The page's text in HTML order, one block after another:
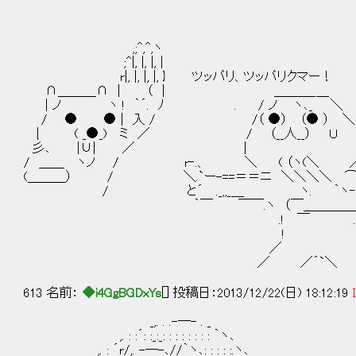
,;^,^,ヽ
;^|, |, |, |
r|, |, |, |, } ツッパリ、ツッパリクマー！
∩＿＿＿∩ | （ | ＿＿＿_＿
| ノ ヽ ! ｀´. ﾉ . / ノ ヽ､_ ＼
/ ● ● | 入 / /（ ●） （● ） ＼ む、
| ( _●_) ミ ／ / （__人__） Ｕ
彡､ |∪| ／ |
/ ＿＿ ヽノ / r‐.、 ＼ ( （ヽ(＼
(＿＿＿） / ＼.`ー-==＝＝ニ ＼＼＼＼ ⌒
/ と´ ._,,_＿ ヽ. ｀ヽ
｀￣ ￣￣.ヽ （￣＿＿＿＿_.
.! ￣
!
／
／ ／´`＼
613 名前： ◆i4GgBGDxYs [] 投稿日：2013/12/22(日) 18:12:19
_,. . .-―- . _
,. : :´: :_:_: : : : : : : : ｀ヽ､
,. : ´r/,. -―-､//｀ヽ､: : : : :.ヽ､